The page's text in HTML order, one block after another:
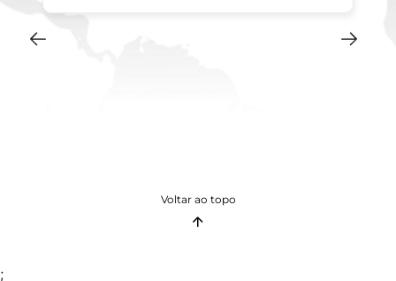
Voltar ao topo
;